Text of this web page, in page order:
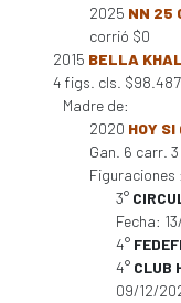
2025 NN 25
corrió $0
2015 BELLA
4 figs. cls.
Madre de:
2020 HOY SI
Gan. 6 carr.
Figuraciones :
3°
Fecha:
4°
4° CLUB
09/12/